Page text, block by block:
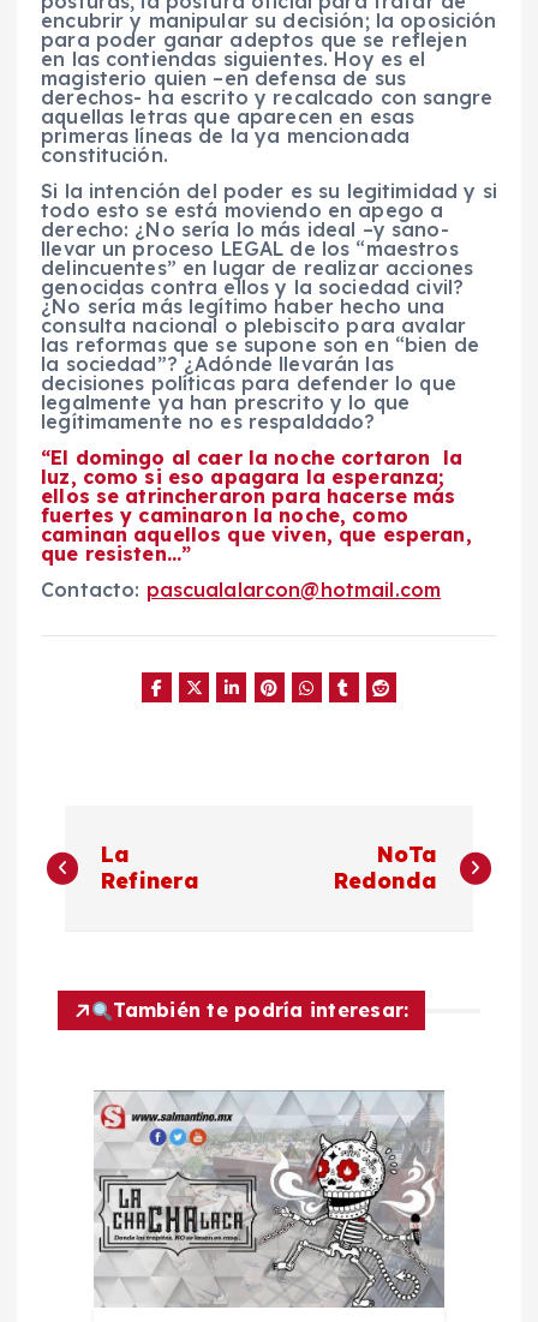
encubrir y manipular su decisión; la oposición
para poder ganar adeptos que se reflejen
en las contiendas siguientes. Hoy es el
magisterio quien –en defensa de sus
derechos- ha escrito y recalcado con sangre
aquellas letras que aparecen en esas
primeras líneas de la ya mencionada
constitución.
Si la intención del poder es su legitimidad y si
todo esto se está moviendo en apego a
derecho: ¿No sería lo más ideal –y sano-
llevar un proceso LEGAL de los “maestros
delincuentes” en lugar de realizar acciones
genocidas contra ellos y la sociedad civil?
¿No sería más legítimo haber hecho una
consulta nacional o plebiscito para avalar
las reformas que se supone son en “bien de
la sociedad”? ¿Adónde llevarán las
decisiones políticas para defender lo que
legalmente ya han prescrito y lo que
legítimamente no es respaldado?
“El domingo al caer la noche cortaron la
luz, como si eso apagara la esperanza;
ellos se atrincheraron para hacerse más
fuertes y caminaron la noche, como
caminan aquellos que viven, que esperan,
que resisten…”
Contacto: pascualalarcon@hotmail.com
a
e
La
Refinera
NoTa
Redonda
También te podría interesar: